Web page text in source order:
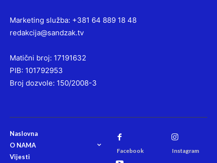
Marketing služba: +381 64 889 18 48
redakcija@sandzak.tv
Matični broj: 17191632
PIB: 101792953
Broj dozvole: 150/2008-3
Naslovna
O NAMA
Vijesti
Facebook Instagram